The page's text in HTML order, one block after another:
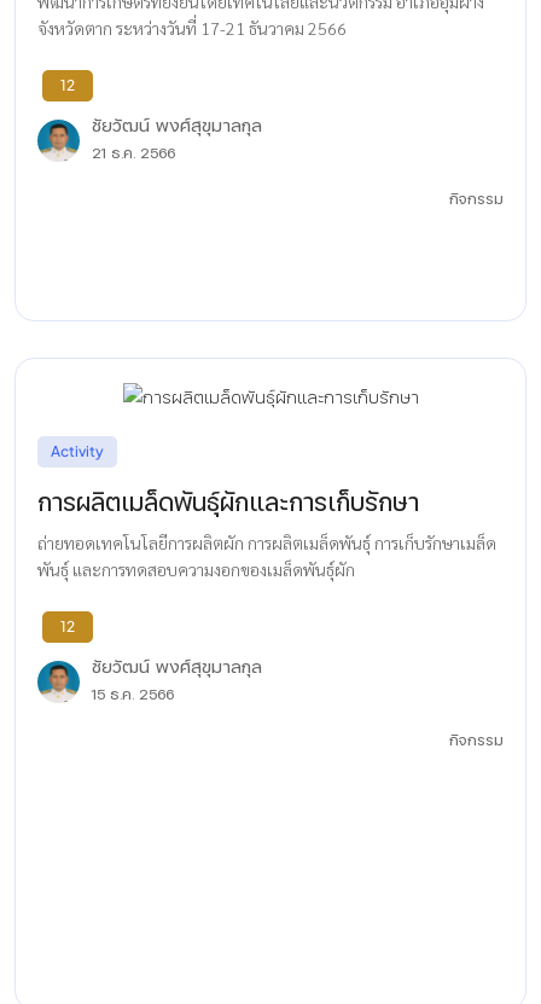
จังหวัดตาก ระหว่างวันที่ 17-21 ธันวาคม 2566
12
ชัยวัฒน์ พงศ์สุขุมาลกุล
21 ธ.ค. 2566
กิจกรรม
Activity
การผลิตเมล็ดพันธุ์ผักและการเก็บรักษา
ถ่ายทอดเทคโนโลยีการผลิตผัก การผลิตเมล็ดพันธุ์ การเก็บรักษาเมล็ด
พันธุ์ และการทดสอบความงอกของเมล็ดพันธุ์ผัก
12
ชัยวัฒน์ พงศ์สุขุมาลกุล
15 ธ.ค. 2566
กิจกรรม